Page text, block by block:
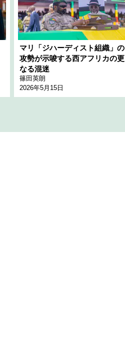
マリ「ジハーディスト組織」の
攻勢が示唆する西アフリカの更
なる混迷
篠田英朗
2026年5月15日